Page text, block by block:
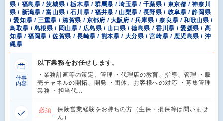
県 / 福島県 / 茨城県 / 栃木県 / 群馬県 / 埼玉県 / 千葉県 / 東京都 / 神奈川
県 / 新潟県 / 富山県 / 石川県 / 福井県 / 山梨県 / 長野県 / 岐阜県 / 静岡県
/ 愛知県 / 三重県 / 滋賀県 / 京都府 / 大阪府 / 兵庫県 / 奈良県 / 和歌山県 /
鳥取県 / 島根県 / 岡山県 / 広島県 / 山口県 / 徳島県 / 香川県 / 愛媛県 / 高
知県 / 福岡県 / 佐賀県 / 長崎県 / 熊本県 / 大分県 / 宮崎県 / 鹿児島県 / 沖
縄県
仕事
内容
以下業務をお任せします。
・業務計画等の策定、管理 ・代理店の教育、指導、管理 ・販
売チャネルの開拓、開発 ・団体、お客様への対応 ・募集管理
業務 ・担当代…
必須
保険営業経験をお持ちの方（生保・損保等は問いませ
ん）